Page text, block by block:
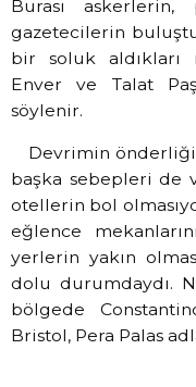
Burası
gazetecilerin
bir soluk aldıkları
Enver ve Talat
söylenir.
Devrimin
başka sebepleri de
otellerin bol
eğlence
yerlerin yakın
dolu durumdaydı.
bölgede
Bristol, Pera Palas